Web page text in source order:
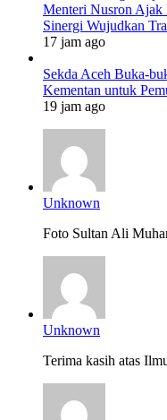
Menteri Nusron Ajak
Sinergi Wujudkan
17 jam ago
Sekda Aceh Buka-
Kementan untuk
19 jam ago
Unknown
Foto Sultan Ali
Unknown
Terima kasih atas